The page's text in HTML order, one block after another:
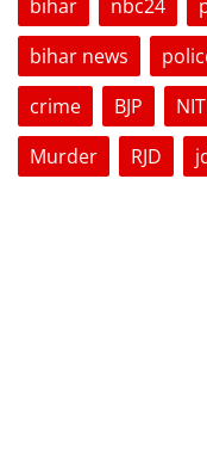
bihar nbc24
bihar news
crime
BJP
Murder
RJD